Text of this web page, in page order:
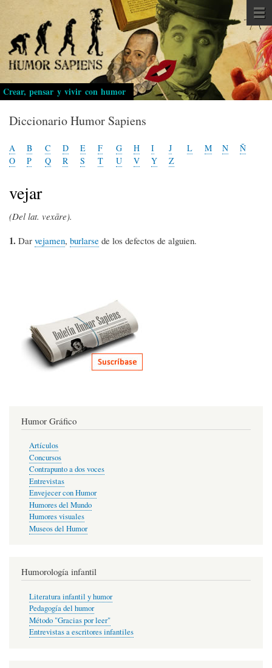
Pasar
al
contenido
principal
Crear, pensar y vivir con humor
Diccionario Humor Sapiens
A B C D E F G H I J L M N
Ñ
O
P Q R S T U V Y Z
vejar
(Del lat. vexāre).
1. Dar vejamen, burlarse de los defectos de alguien.
Humor Gráfico
Artículos
Concursos
Contrapunto a dos voces
Entrevistas
Envejecer con Humor
Humores del Mundo
Humores visuales
Museos del Humor
Humorología infantil
Literatura infantil y humor
Pedagogía del humor
Método "Gracias por leer"
Entrevistas a escritores infantiles